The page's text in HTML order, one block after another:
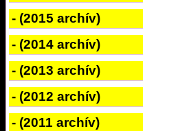
- (2015 archív)
- (2014 archív)
- (2013 archív)
- (2012 archív)
- (2011 archív)